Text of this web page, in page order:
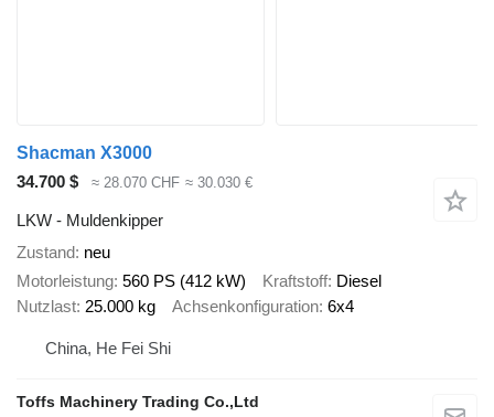
Shacman X3000
34.700 $
≈ 28.070 CHF ≈ 30.030 €
LKW - Muldenkipper
Zustand neu
Motorleistung 560 PS (412 kW) Kraftstoff Diesel
Nutzlast 25.000 kg Achsenkonfiguration 6x4
China, He Fei Shi
Toffs Machinery Trading Co.,Ltd